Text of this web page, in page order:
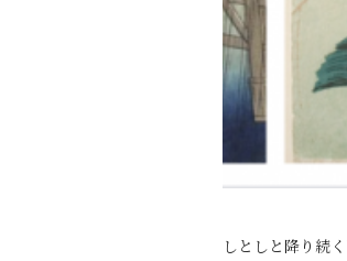
しとしと降り続